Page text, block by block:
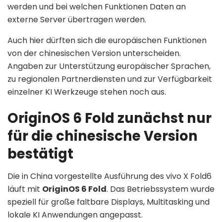
werden und bei welchen Funktionen Daten an
externe Server übertragen werden.
Auch hier dürften sich die europäischen Funktionen
von der chinesischen Version unterscheiden.
Angaben zur Unterstützung europäischer Sprachen,
zu regionalen Partnerdiensten und zur Verfügbarkeit
einzelner KI Werkzeuge stehen noch aus.
OriginOS 6 Fold zunächst nur
für die chinesische Version
bestätigt
Die in China vorgestellte Ausführung des vivo X Fold6
läuft mit OriginOS 6 Fold. Das Betriebssystem wurde
speziell für große faltbare Displays, Multitasking und
lokale KI Anwendungen angepasst.